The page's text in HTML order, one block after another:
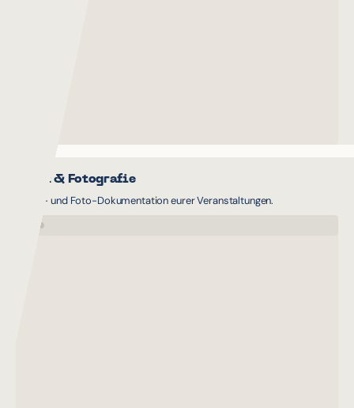
Event & Fotografie
Video- und Foto-Dokumentation eurer Veranstaltungen.